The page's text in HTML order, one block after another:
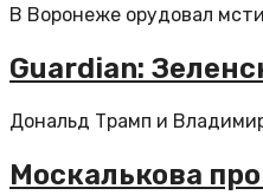
В Воронеже орудовал
Guardian:
Дональд Трамп и
Москалькова